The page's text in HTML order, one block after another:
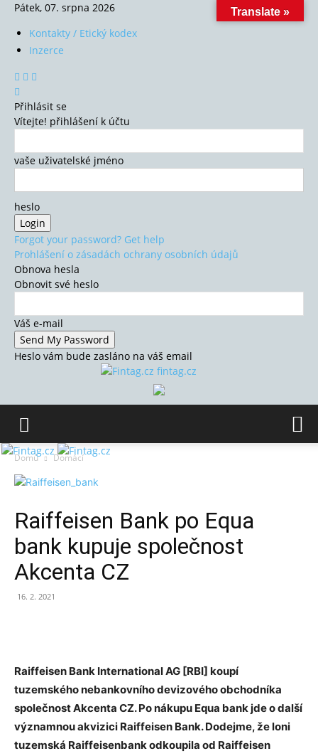
Pátek, 07. srpna 2026
Kontakty / Etický kodex
Inzerce
Přihlásit se
Vítejte! přihlášení k účtu
vaše uživatelské jméno
heslo
Forgot your password? Get help
Prohlášení o zásadách ochrany osobních údajů
Obnova hesla
Obnovit své heslo
Váš e-mail
Heslo vám bude zasláno na váš email
fintag.cz
Domů Domácí
Raiffeisen Bank po Equa
bank kupuje společnost
Akcenta CZ
16. 2. 2021
Raiffeisen Bank International AG [RBI] koupí
tuzemského nebankovního devizového obchodníka
společnost Akcenta CZ. Po nákupu Equa bank jde o další
významnou akvizici Raiffeisen Bank. Dodejme, že loni
tuzemská Raiffeisenbank odkoupila od Raiffeisen
Translate »